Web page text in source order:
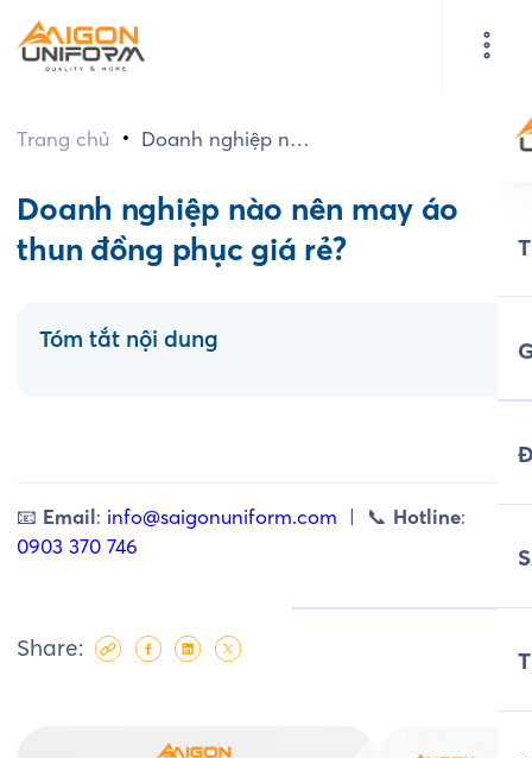
Trang chủ • Doanh nghiệp nào
đồng phục giá rẻ?
Doanh nghiệp nào nên may áo
thun đồng phục giá rẻ?
Tóm tắt nội dung
📧 Email: info@saigonuniform.com | 📞 Hotline:
0903 370 746
Share: